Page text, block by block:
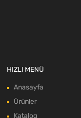
HIZLI MENÜ
Anasayfa
Ürünler
Katalog